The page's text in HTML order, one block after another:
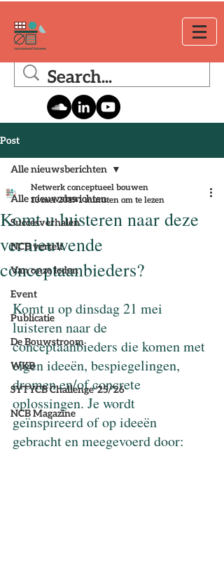
Post
Alle nieuwsberichten
Succesverhalen
NCB vertelt
Van onze leden
Event
Publicatie
De Bouwstroom
WKB
SYTYCB Challenge '25/'26
NCB Magazine
Alle nieuwsberichten
Komt u luisteren naar deze
vernieuwende
conceptaanbieders?
Netwerk conceptueel bouwen
13 mei 2019 1 minuten om te lezen
Komt u op dinsdag 21 mei
luisteren naar de
conceptaanbieders die komen met
eigen ideeën, bespiegelingen,
dromen en/of concrete
oplossingen. Je wordt
geïnspireerd of op ideeën
gebracht en meegevoerd door: